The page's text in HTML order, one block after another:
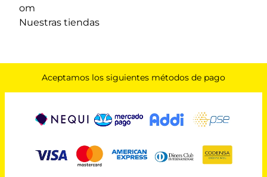
om
Nuestras tiendas
Aceptamos los siguientes métodos de pago